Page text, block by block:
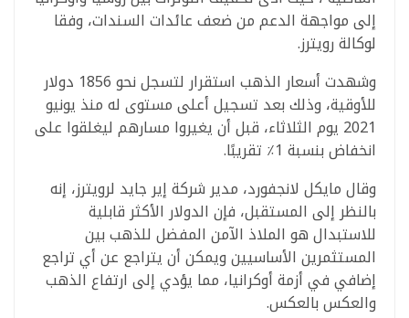
إلى مواجهة الدعم من ضعف عائدات السندات، وفقا
لوكالة رويترز.
وشهدت أسعار الذهب استقرار لتسجل نحو 1856 دولار
للأوقية، وذلك بعد تسجيل أعلى مستوى له منذ يونيو
2021 يوم الثلاثاء، قبل أن يغيروا مسارهم ليغلقوا على
انخفاض بنسبة 1٪ تقريبًا.
وقال مايكل لانجفورد، مدير شركة إير جايد لرويترز، إنه
بالنظر إلى المستقبل، فإن الدولار الأكثر قابلية
للاستبدال هو الملاذ الآمن المفضل للذهب بين
المستثمرين الأساسيين ويمكن أن يتراجع عن أي تراجع
إضافي في أزمة أوكرانيا، مما يؤدي إلى ارتفاع الذهب
والعكس بالعكس.